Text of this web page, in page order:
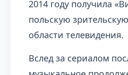
2014 году получила
польскую
области телевидения.
Вслед за сериалом